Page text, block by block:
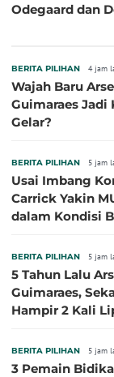
Odegaard dan
BERITA PILIHAN 4 jam
Wajah Baru
Guimaraes
Gelar?
BERITA PILIHAN 5 jam
Usai Imbang
Carrick Yakin
dalam Kondisi
BERITA PILIHAN 5 jam
5 Tahun Lalu
Guimaraes,
Hampir 2 Kali
BERITA PILIHAN 5 jam
3 Pemain